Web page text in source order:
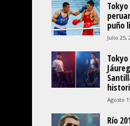
Tokyo
puño
Julio 25,
Agosto
Río